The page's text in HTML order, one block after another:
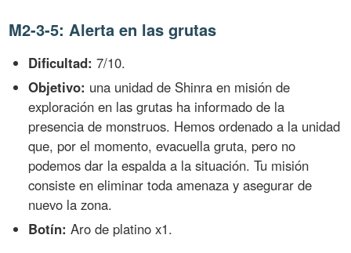
M2-3-5: Alerta en las grutas
Dificultad: 7/10.
Objetivo: una unidad de Shinra en misión de
exploración en las grutas ha informado de la
presencia de monstruos. Hemos ordenado a la unidad
que, por el momento, evacuella gruta, pero no
podemos dar la espalda a la situación. Tu misión
consiste en eliminar toda amenaza y asegurar de
nuevo la zona.
Botín: Aro de platino x1.